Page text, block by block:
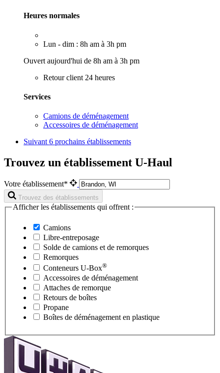
Heures normales
Lun - dim : 8h am à 3h pm
Ouvert aujourd'hui de 8h am à 3h pm
Retour client 24 heures
Services
Camions de déménagement
Accessoires de déménagement
Suivant 6 prochains établissements
Trouvez un établissement U-Haul
Votre établissement*
Trouvez des établissements
Afficher les établissements qui offrent :
Camions
Libre-entreposage
Solde de camions et de remorques
Remorques
Conteneurs U-Box®
Accessoires de déménagement
Attaches de remorque
Retours de boîtes
Propane
Boîtes de déménagement en plastique